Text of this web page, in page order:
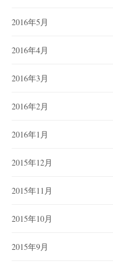
2016年5月
2016年4月
2016年3月
2016年2月
2016年1月
2015年12月
2015年11月
2015年10月
2015年9月